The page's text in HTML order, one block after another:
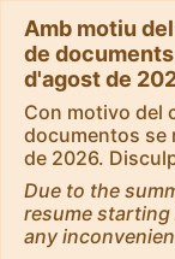
Amb motiu
de
d'agost de
Con motivo del
documentos se
de 2026.
Due to the
resume starting
any